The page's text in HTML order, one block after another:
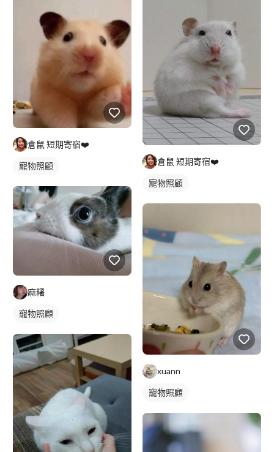
倉鼠 短期寄宿❤️
寵物照顧
麻糬
寵物照顧
倉鼠 短期寄宿❤️
寵物照顧
xuann
寵物照顧